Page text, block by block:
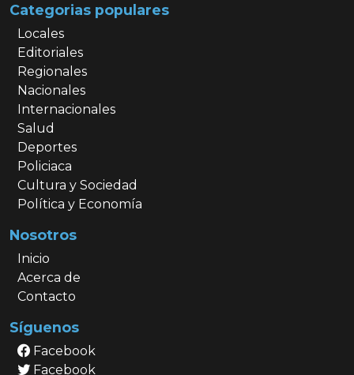
Categorias populares
Locales
Editoriales
Regionales
Nacionales
Internacionales
Salud
Deportes
Policiaca
Cultura y Sociedad
Política y Economía
Nosotros
Inicio
Acerca de
Contacto
Síguenos
Facebook
Facebook